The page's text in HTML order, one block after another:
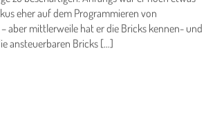
eher auf dem Programmieren von
aber mittlerweile hat er die Bricks kennen- und
ansteuerbaren Bricks […]